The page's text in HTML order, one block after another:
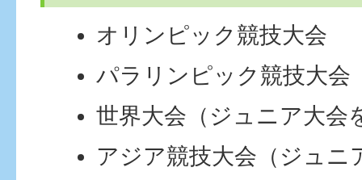
オリンピック競技大会
パラリンピック競技大会
世界大会（ジュニア大会
アジア競技大会（ジュニ